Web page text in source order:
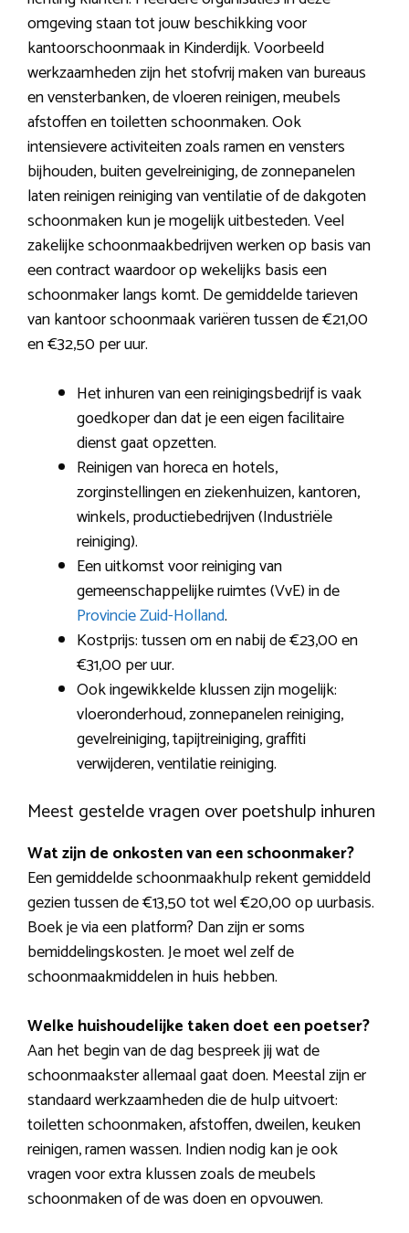
omgeving staan tot jouw beschikking voor
kantoorschoonmaak in Kinderdijk. Voorbeeld
werkzaamheden zijn het stofvrij maken van bureaus
en vensterbanken, de vloeren reinigen, meubels
afstoffen en toiletten schoonmaken. Ook
intensievere activiteiten zoals ramen en vensters
bijhouden, buiten gevelreiniging, de zonnepanelen
laten reinigen reiniging van ventilatie of de dakgoten
schoonmaken kun je mogelijk uitbesteden. Veel
zakelijke schoonmaakbedrijven werken op basis van
een contract waardoor op wekelijks basis een
schoonmaker langs komt. De gemiddelde tarieven
van kantoor schoonmaak variëren tussen de €21,00
en €32,50 per uur.
Het inhuren van een reinigingsbedrijf is vaak
goedkoper dan dat je een eigen facilitaire
dienst gaat opzetten.
Reinigen van horeca en hotels,
zorginstellingen en ziekenhuizen, kantoren,
winkels, productiebedrijven (Industriële
reiniging).
Een uitkomst voor reiniging van
gemeenschappelijke ruimtes (VvE) in de
Provincie Zuid-Holland.
Kostprijs: tussen om en nabij de €23,00 en
€31,00 per uur.
Ook ingewikkelde klussen zijn mogelijk:
vloeronderhoud, zonnepanelen reiniging,
gevelreiniging, tapijtreiniging, graffiti
verwijderen, ventilatie reiniging.
Meest gestelde vragen over poetshulp inhuren
Wat zijn de onkosten van een schoonmaker?
Een gemiddelde schoonmaakhulp rekent gemiddeld
gezien tussen de €13,50 tot wel €20,00 op uurbasis.
Boek je via een platform? Dan zijn er soms
bemiddelingskosten. Je moet wel zelf de
schoonmaakmiddelen in huis hebben.
Welke huishoudelijke taken doet een poetser?
Aan het begin van de dag bespreek jij wat de
schoonmaakster allemaal gaat doen. Meestal zijn er
standaard werkzaamheden die de hulp uitvoert:
toiletten schoonmaken, afstoffen, dweilen, keuken
reinigen, ramen wassen. Indien nodig kan je ook
vragen voor extra klussen zoals de meubels
schoonmaken of de was doen en opvouwen.